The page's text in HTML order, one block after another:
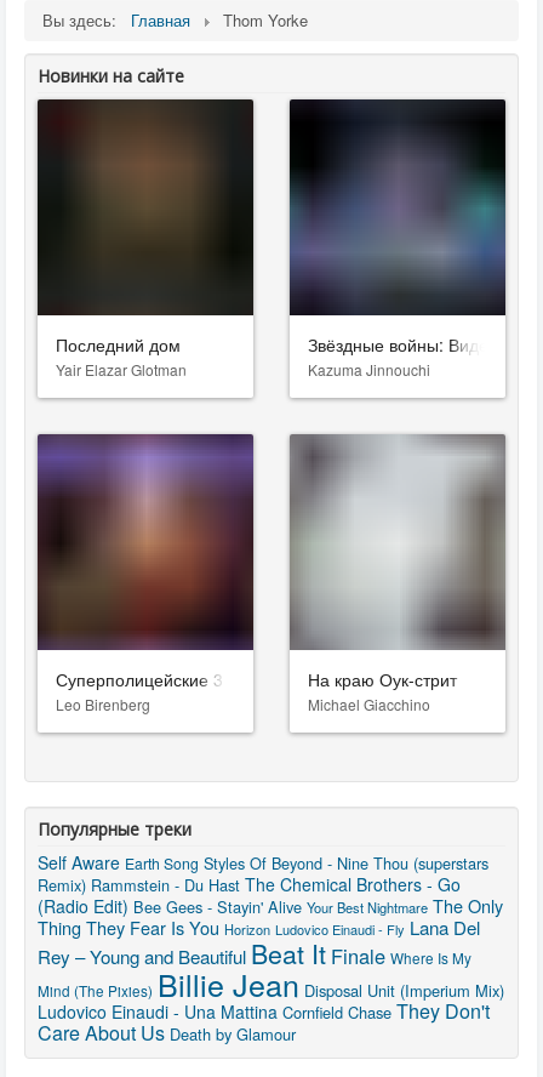
Вы здесь: Главная Thom Yorke
Новинки на сайте
Последний дом
Yair Elazar Glotman
Звёздные войны: Видения.
Kazuma Jinnouchi
Суперполицейские 3
Leo Birenberg
На краю Оук-стрит
Michael Giacchino
Популярные треки
Self Aware Earth Song Styles Of Beyond - Nine Thou (superstars
Remix) Rammstein - Du Hast The Chemical Brothers - Go
(Radio Edit) Bee Gees - Stayin' Alive Your Best Nightmare The Only
Thing They Fear Is You Horizon Ludovico Einaudi - Fly Lana Del
Rey – Young and Beautiful Beat It Finale Where Is My
Mind (The Pixies) Billie Jean Disposal Unit (Imperium Mix)
Ludovico Einaudi - Una Mattina Cornfield Chase They Don't
Care About Us Death by Glamour